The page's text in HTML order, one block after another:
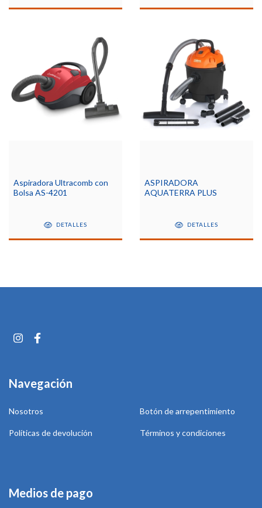
Aspiradora Ultracomb con
Bolsa AS-4201
DETALLES
ASPIRADORA
AQUATERRA PLUS
DETALLES
Navegación
Nosotros Botón de arrepentimiento
Políticas de devolución Términos y condiciones
Medios de pago